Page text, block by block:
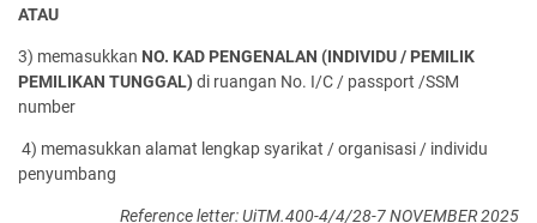
ATAU
3) memasukkan NO. KAD PENGENALAN (INDIVIDU / PEMILIK
PEMILIKAN TUNGGAL)di ruangan No. I/C / passport /SSM
number
4) memasukkan alamat lengkap syarikat / organisasi / individu
penyumbang
Reference letter: UiTM.400-4/4/28-7 NOVEMBER 2025